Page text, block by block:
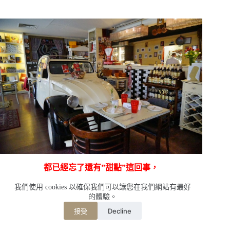
我們使用 cookies 以確保我們可以讓您在我們網站有最好
的體驗。
接受 Decline
都已經忘了還有”甜點”這回事，
準備上甜點嚕！！